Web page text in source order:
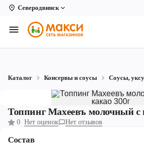
Северодвинск
Вологда
Архангельск
Коряжма
Каталог Консервы и соусы Соусы,
Топпинг Махеевъ молочный с
0 Нет оценок Нет отзывов
Состав